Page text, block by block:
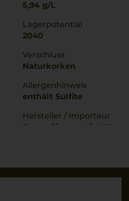
5,94 g/L
Lagerpotential
2040
Verschluss
Naturkorken
Allergenhinweis
enthält Sulfite
Hersteller / Importeur
Bruno Giacosa Via XX
Italien